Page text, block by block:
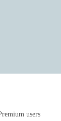
users